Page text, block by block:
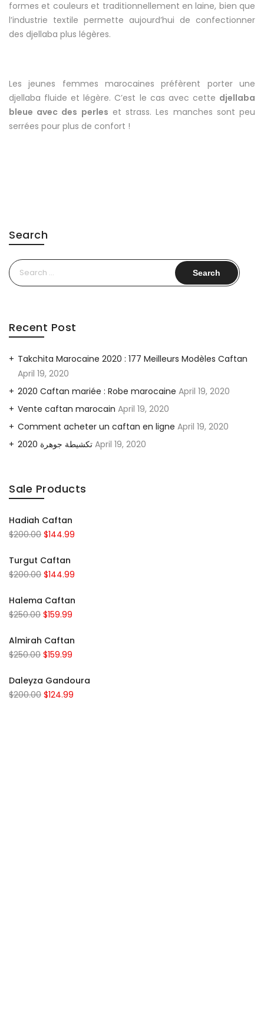
formes et couleurs et traditionnellement en laine, bien que
l’industrie textile permette aujourd’hui de confectionner
des djellaba plus légères.
Les jeunes femmes marocaines préfèrent porter une
djellaba fluide et légère. C’est le cas avec cette djellaba
bleue avec des perles et strass. Les manches sont peu
serrées pour plus de confort !
Search
Search
for:
Recent Post
Takchita Marocaine 2020 : 177 Meilleurs Modèles Caftan
April 19, 2020
2020 Caftan mariée : Robe marocaine April 19, 2020
Vente caftan marocain April 19, 2020
Comment acheter un caftan en ligne April 19, 2020
2020 تكشيطة جوهرة April 19, 2020
Sale Products
Hadiah Caftan
$200.00 $144.99
Turgut Caftan
$200.00 $144.99
Halema Caftan
$250.00 $159.99
Almirah Caftan
$250.00 $159.99
Daleyza Gandoura
$200.00 $124.99